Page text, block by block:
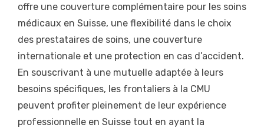
offre une couverture complémentaire pour les soins
médicaux en Suisse, une flexibilité dans le choix
des prestataires de soins, une couverture
internationale et une protection en cas d’accident.
En souscrivant à une mutuelle adaptée à leurs
besoins spécifiques, les frontaliers à la CMU
peuvent profiter pleinement de leur expérience
professionnelle en Suisse tout en ayant la